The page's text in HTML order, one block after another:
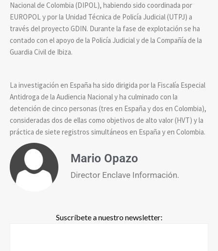
Nacional de Colombia (DIPOL), habiendo sido coordinada por
EUROPOL y por la Unidad Técnica de Policía Judicial (UTPJ) a
través del proyecto GDIN. Durante la fase de explotación se ha
contado con el apoyo de la Policía Judicial y de la Compañía de la
Guardia Civil de Ibiza.
La investigación en España ha sido dirigida por la Fiscalía Especial
Antidroga de la Audiencia Nacional y ha culminado con la
detención de cinco personas (tres en España y dos en Colombia),
consideradas dos de ellas como objetivos de alto valor (HVT) y la
práctica de siete registros simultáneos en España y en Colombia.
Mario Opazo
Director Enclave Información.
Suscríbete a nuestro newsletter: